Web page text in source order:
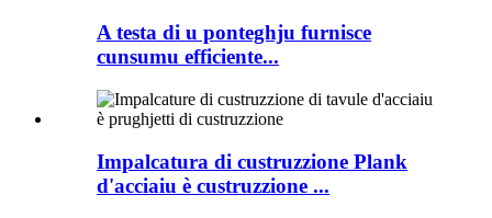
A testa di u ponteghju furnisce
cunsumu efficiente...
Impalcatura di custruzzione Plank
d'acciaiu è custruzzione ...